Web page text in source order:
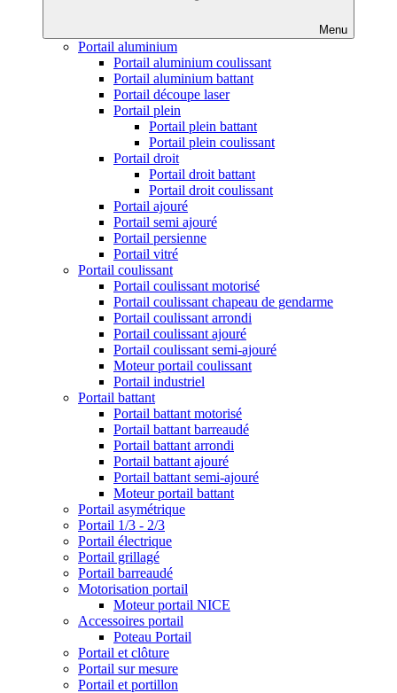
Menu
Portail aluminium
Portail aluminium coulissant
Portail aluminium battant
Portail découpe laser
Portail plein
Portail plein battant
Portail plein coulissant
Portail droit
Portail droit battant
Portail droit coulissant
Portail ajouré
Portail semi ajouré
Portail persienne
Portail vitré
Portail coulissant
Portail coulissant motorisé
Portail coulissant chapeau de gendarme
Portail coulissant arrondi
Portail coulissant ajouré
Portail coulissant semi-ajouré
Moteur portail coulissant
Portail industriel
Portail battant
Portail battant motorisé
Portail battant barreaudé
Portail battant arrondi
Portail battant ajouré
Portail battant semi-ajouré
Moteur portail battant
Portail asymétrique
Portail 1/3 - 2/3
Portail électrique
Portail grillagé
Portail barreaudé
Motorisation portail
Moteur portail NICE
Accessoires portail
Poteau Portail
Portail et clôture
Portail sur mesure
Portail et portillon